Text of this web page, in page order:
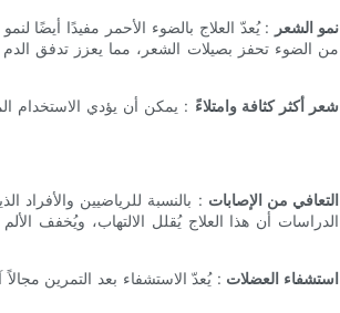
نمو الشعر : يُعدّ العلاج بالضوء الأحمر مفيدًا أيضًا
من الضوء تحفز بصيلات الشعر، مما يعزز تدفق
شعر أكثر كثافة وامتلاءً : يمكن أن يؤدي الاستخدام
التعافي من الإصابات : بالنسبة للرياضيين والأفراد
الدراسات أن هذا العلاج يُقلل الالتهاب، ويُخفف
استشفاء العضلات : يُعدّ الاستشفاء بعد التمرين مجالاً